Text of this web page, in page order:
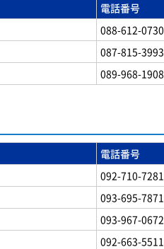
電話番号
088-612-0730
087-815-3993
089-968-1908
電話番号
092-710-7281
093-695-7871
093-967-0672
092-663-5511